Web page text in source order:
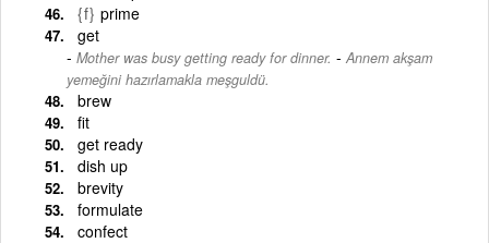
{f} prime
get
Mother was busy getting ready for dinner. - Annem akşam
yemeğini hazırlamakla meşguldü.
brew
fit
get ready
dish up
brevity
formulate
confect